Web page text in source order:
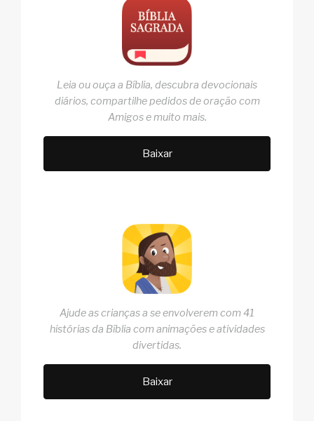
Leia ou ouça a Bíblia, descubra devocionais
diários, compartilhe pedidos de oração com
Amigos e muito mais.
Baixar
Ajude as crianças a se envolverem com 41
histórias da Bíblia com animações e atividades
divertidas.
Baixar